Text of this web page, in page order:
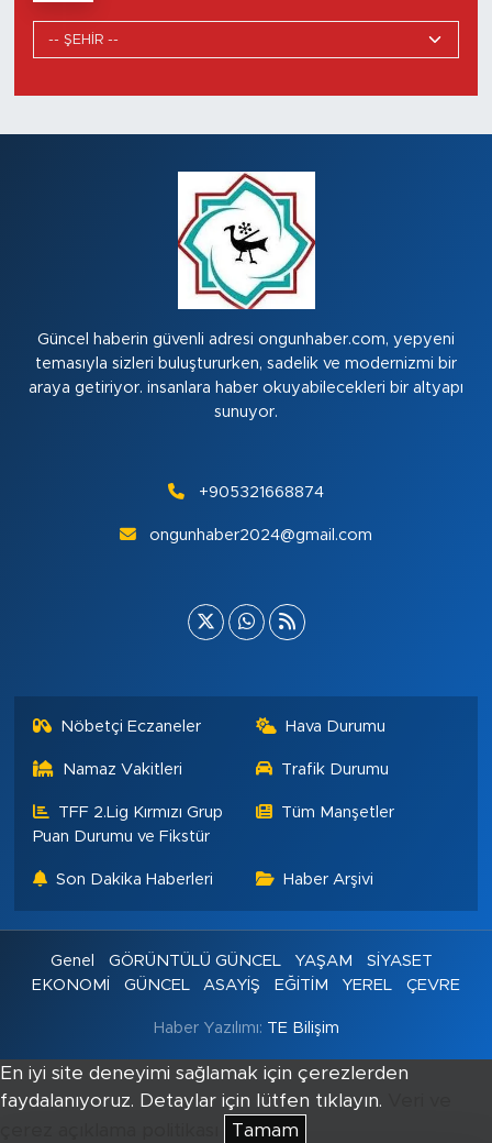
Güncel haberin güvenli adresi ongunhaber.com, yepyeni
temasıyla sizleri buluştururken, sadelik ve modernizmi bir
araya getiriyor. insanlara haber okuyabilecekleri bir altyapı
sunuyor.
+905321668874
ongunhaber2024@gmail.com
Nöbetçi Eczaneler Hava Durumu
Namaz Vakitleri Trafik Durumu
TFF 2.Lig Kırmızı Grup
Puan Durumu ve Fikstür
Tüm Manşetler
Son Dakika Haberleri Haber Arşivi
Genel GÖRÜNTÜLÜ GÜNCEL YAŞAM
SİYASET
EKONOMİ
GÜNCEL ASAYİŞ EĞİTİM YEREL ÇEVRE
Haber Yazılımı: TE Bilişim
En iyi site deneyimi sağlamak için çerezlerden
faydalanıyoruz. Detaylar için lütfen tıklayın.
Tamam